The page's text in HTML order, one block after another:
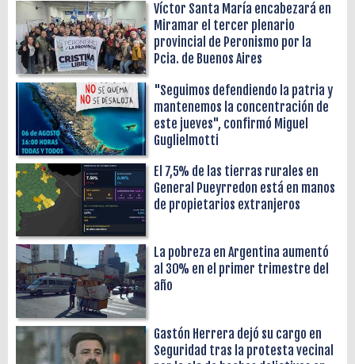
Víctor Santa María encabezará en
Miramar el tercer plenario
provincial de Peronismo por la
Pcia. de Buenos Aires
"Seguimos defendiendo la patria y
mantenemos la concentración de
este jueves", confirmó Miguel
Guglielmotti
El 7,5% de las tierras rurales en
General Pueyrredon está en manos
de propietarios extranjeros
La pobreza en Argentina aumentó
al 30% en el primer trimestre del
año
Gastón Herrera dejó su cargo en
Seguridad tras la protesta vecinal